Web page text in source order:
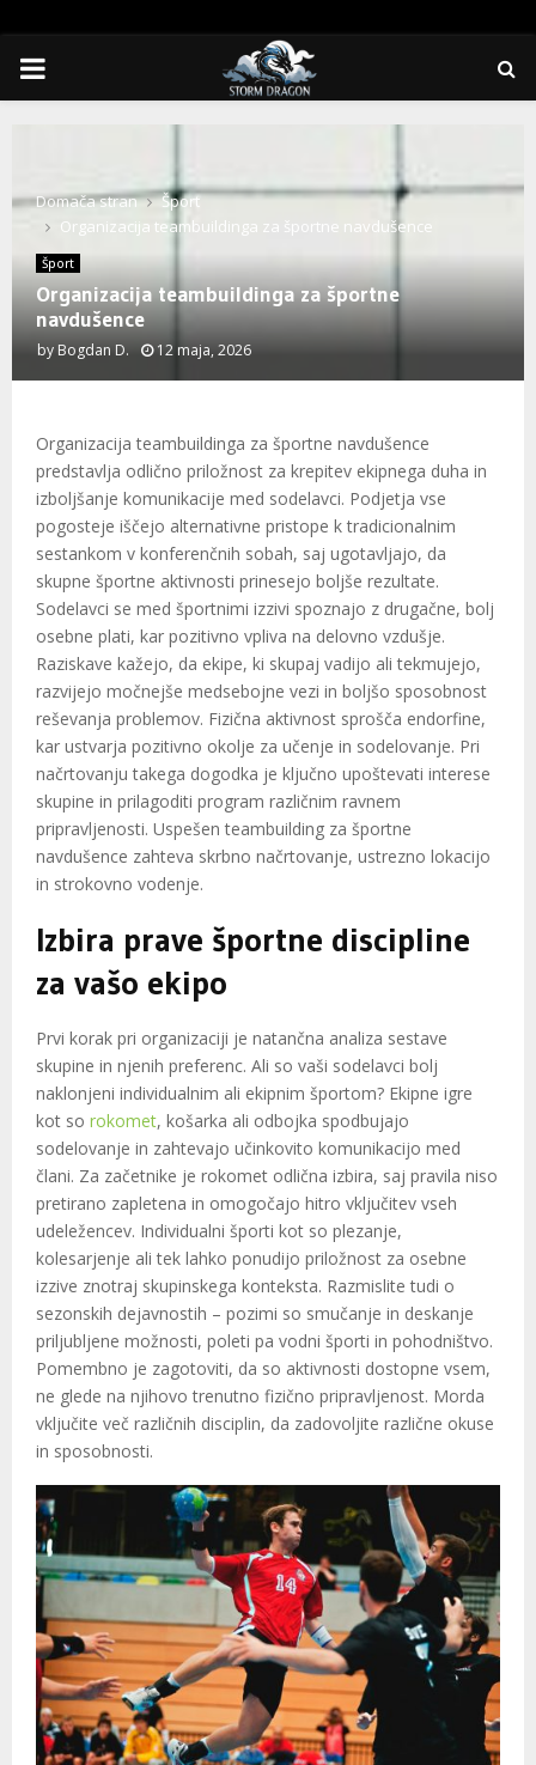
PRIMARY
Domača stran
Šport
Organizacija teambuildinga za športne navdušence
Šport
Organizacija teambuildinga za športne
navdušence
by Bogdan D. 12 maja, 2026
Organizacija teambuildinga za športne navdušence
predstavlja odlično priložnost za krepitev ekipnega duha in
izboljšanje komunikacije med sodelavci. Podjetja vse
pogosteje iščejo alternativne pristope k tradicionalnim
sestankom v konferenčnih sobah, saj ugotavljajo, da
skupne športne aktivnosti prinesejo boljše rezultate.
Sodelavci se med športnimi izzivi spoznajo z drugačne, bolj
osebne plati, kar pozitivno vpliva na delovno vzdušje.
Raziskave kažejo, da ekipe, ki skupaj vadijo ali tekmujejo,
razvijejo močnejše medsebojne vezi in boljšo sposobnost
reševanja problemov. Fizična aktivnost sprošča endorfine,
kar ustvarja pozitivno okolje za učenje in sodelovanje. Pri
načrtovanju takega dogodka je ključno upoštevati interese
skupine in prilagoditi program različnim ravnem
pripravljenosti. Uspešen teambuilding za športne
navdušence zahteva skrbno načrtovanje, ustrezno lokacijo
in strokovno vodenje.
Izbira prave športne discipline
za vašo ekipo
Prvi korak pri organizaciji je natančna analiza sestave
skupine in njenih preferenc. Ali so vaši sodelavci bolj
naklonjeni individualnim ali ekipnim športom? Ekipne igre
kot so rokomet, košarka ali odbojka spodbujajo
sodelovanje in zahtevajo učinkovito komunikacijo med
člani. Za začetnike je rokomet odlična izbira, saj pravila niso
pretirano zapletena in omogočajo hitro vključitev vseh
udeležencev. Individualni športi kot so plezanje,
kolesarjenje ali tek lahko ponudijo priložnost za osebne
izzive znotraj skupinskega konteksta. Razmislite tudi o
sezonskih dejavnostih – pozimi so smučanje in deskanje
priljubljene možnosti, poleti pa vodni športi in pohodništvo.
Pomembno je zagotoviti, da so aktivnosti dostopne vsem,
ne glede na njihovo trenutno fizično pripravljenost. Morda
vključite več različnih disciplin, da zadovoljite različne okuse
in sposobnosti.